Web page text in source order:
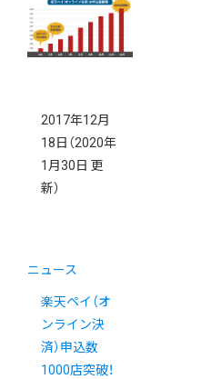
2017年12月
18日 （2020年
1月30日 更
新）
ニュース
楽天ペイ（オ
ンライン決
済）申込数
1000店突破！